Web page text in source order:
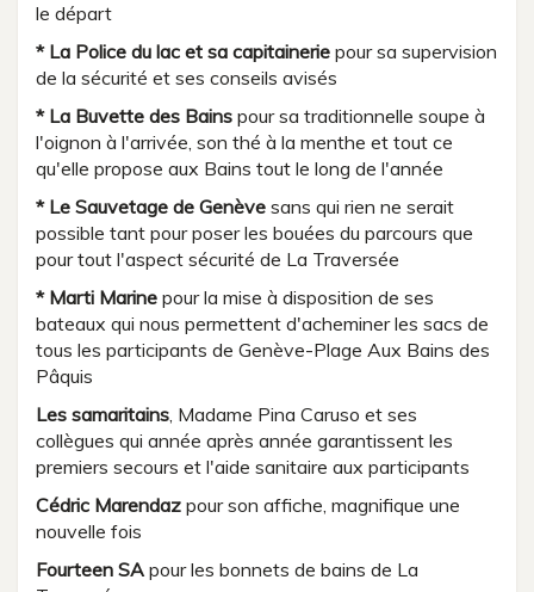
le départ
* La Police du lac et sa capitainerie pour sa supervision
de la sécurité et ses conseils avisés
* La Buvette des Bains pour sa traditionnelle soupe à
l'oignon à l'arrivée, son thé à la menthe et tout ce
qu'elle propose aux Bains tout le long de l'année
* Le Sauvetage de Genève sans qui rien ne serait
possible tant pour poser les bouées du parcours que
pour tout l'aspect sécurité de La Traversée
* Marti Marine pour la mise à disposition de ses
bateaux qui nous permettent d'acheminer les sacs de
tous les participants de Genève-Plage Aux Bains des
Pâquis
Les samaritains, Madame Pina Caruso et ses
collègues qui année après année garantissent les
premiers secours et l'aide sanitaire aux participants
Cédric Marendaz pour son affiche, magnifique une
nouvelle fois
Fourteen SA pour les bonnets de bains de La